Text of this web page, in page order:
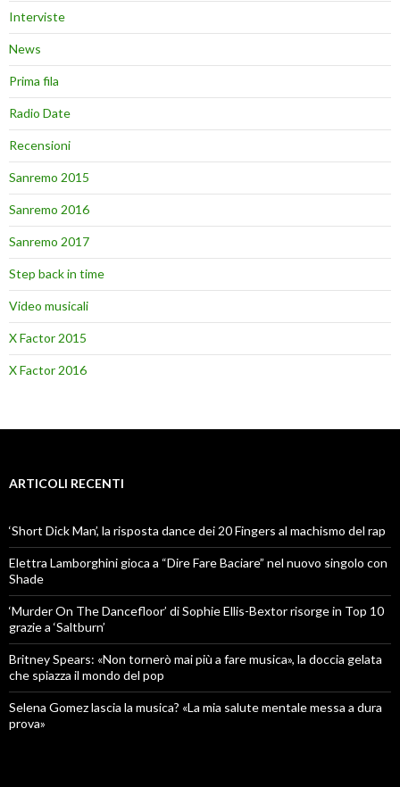
Interviste
News
Prima fila
Radio Date
Recensioni
Sanremo 2015
Sanremo 2016
Sanremo 2017
Step back in time
Video musicali
X Factor 2015
X Factor 2016
ARTICOLI RECENTI
‘Short Dick Man’, la risposta dance dei 20 Fingers al machismo del rap
Elettra Lamborghini gioca a “Dire Fare Baciare” nel nuovo singolo con
Shade
‘Murder On The Dancefloor’ di Sophie Ellis-Bextor risorge in Top 10
grazie a ‘Saltburn’
Britney Spears: «Non tornerò mai più a fare musica», la doccia gelata
che spiazza il mondo del pop
Selena Gomez lascia la musica? «La mia salute mentale messa a dura
prova»